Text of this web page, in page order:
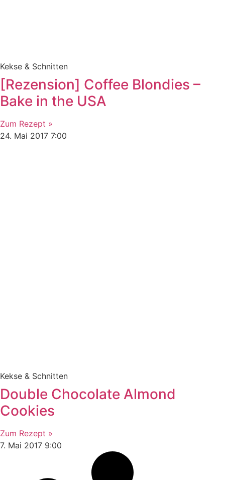
Kekse & Schnitten
[Rezension] Coffee Blondies –
Bake in the USA
Zum Rezept »
24. Mai 2017 7:00
Kekse & Schnitten
Double Chocolate Almond
Cookies
Zum Rezept »
7. Mai 2017 9:00